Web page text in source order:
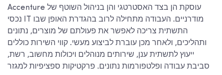
Accenture עוסקת הן בצד האסטרטגי והן בניהול השוטף של
נכסי IT מודרניים. העבודה מתחילה לרוב בהגדרת האופן שבו
התשתית צריכה לאפשר את פעולתם של מוצרים, נתונים
ותהליכים, ולאחר מכן עוברת לביצוע מעשי. קווי השירות כוללים
ייעוץ לתשתית ענן, שירותים מנוהלים ויכולות מחשוב, רשת,
סביבת עבודה ופלטפורמות נתונים. פרקטיקות ספציפיות למגזר